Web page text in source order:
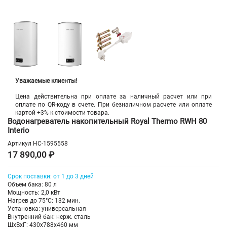
Уважаемые клиенты!
Цена действительна при оплате за наличный расчет или при
оплате по QR-коду в счете. При безналичном расчете или оплате
картой +3% к стоимости товара.
Водонагреватель накопительный Royal Thermo RWH 80
Interio
Артикул НС-1595558
17 890,00 ₽
Срок поставки: от 1 до 3 дней
Объем бака: 80 л
Мощность: 2,0 кВт
Нагрев до 75°С: 132 мин.
Установка: универсальная
Внутренний бак: нерж. сталь
ШхВхГ: 430х788х460 мм